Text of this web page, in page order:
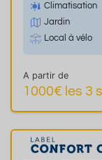
Climatisation
Jardin
Local à vélo
A partir de
1000€ les 3